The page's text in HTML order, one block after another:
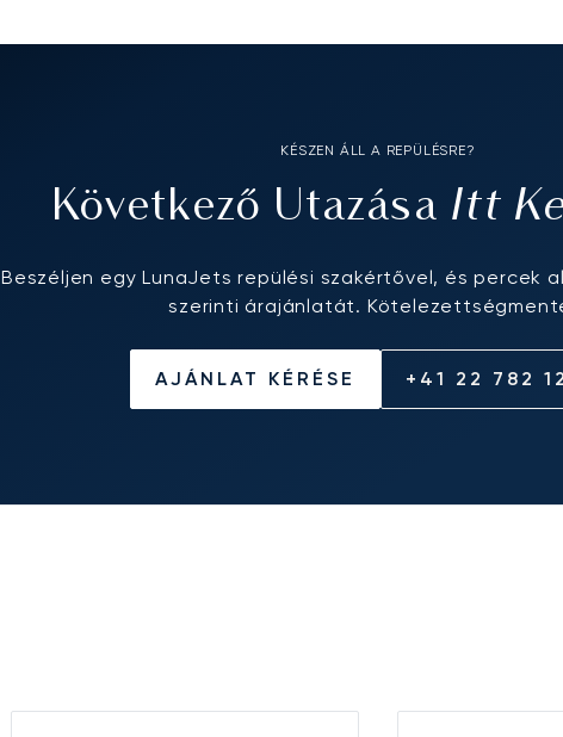
KÉSZEN ÁLL A REPÜLÉSRE?
Következő UtazásaItt
Beszéljen egy LunaJets repülési szakértővel, és percek
szerinti árajánlatát.
AJÁNLAT KÉRÉSE +41 22 782